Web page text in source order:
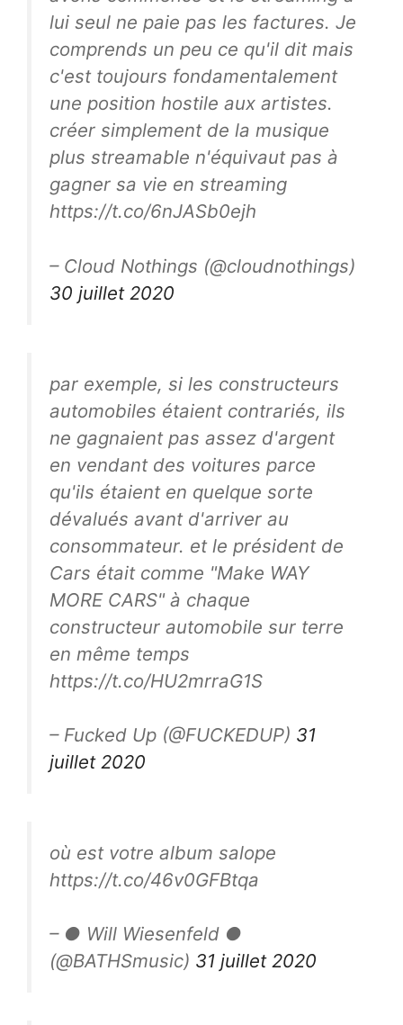
lui seul ne paie pas les factures. Je
comprends un peu ce qu'il dit mais
c'est toujours fondamentalement
une position hostile aux artistes.
créer simplement de la musique
plus streamable n'équivaut pas à
gagner sa vie en streaming
https://t.co/6nJASb0ejh
– Cloud Nothings (@cloudnothings)
30 juillet 2020
par exemple, si les constructeurs
automobiles étaient contrariés, ils
ne gagnaient pas assez d'argent
en vendant des voitures parce
qu'ils étaient en quelque sorte
dévalués avant d'arriver au
consommateur. et le président de
Cars était comme "Make WAY
MORE CARS" à chaque
constructeur automobile sur terre
en même temps
https://t.co/HU2mrraG1S
– Fucked Up (@FUCKEDUP) 31
juillet 2020
où est votre album salope
https://t.co/46v0GFBtqa
– ● Will Wiesenfeld ●
(@BATHSmusic) 31 juillet 2020